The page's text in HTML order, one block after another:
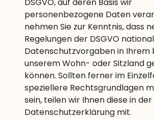
personenbezogene Daten
nehmen Sie zur Kenntnis, dass
Regelungen der DSGVO
Datenschutzvorgaben in Ihrem
unserem Wohn- oder Sitzland
können. Sollten ferner im
speziellere Rechtsgrundlagen
sein, teilen wir Ihnen diese in der
Datenschutzerklärung mit.